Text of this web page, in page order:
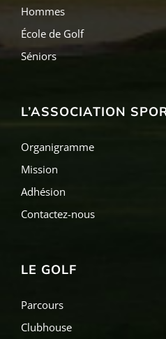
Hommes
École de Golf
Séniors
L’ASSOCIATION
Organigramme
Mission
Adhésion
Contactez-nous
LE GOLF
Parcours
Clubhouse